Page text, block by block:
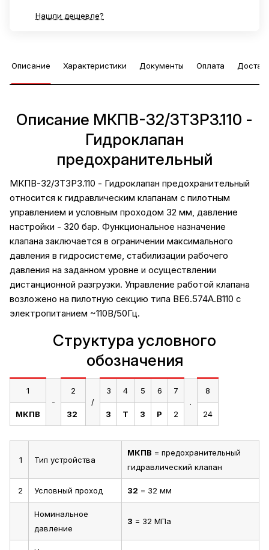
Нашли дешевле?
Описание Характеристики Документы Оплата
Описание МКПВ-32/3Т3Р3.110 -
Гидроклапан
предохранительный
МКПВ-32/3Т3Р3.110 - Гидроклапан предохранительный
относится к гидравлическим клапанам с пилотным
управлением и условным проходом 32 мм, давление
настройки - 320 бар. Функциональное назначение
клапана заключается в ограничении максимального
давления в гидросистеме, стабилизации рабочего
давления на заданном уровне и осуществлении
дистанционной разгрузки. Управление работой клапана
возложено на пилотную секцию типа ВЕ6.574А.В110 с
электропитанием ~110В/50Гц.
Структура условного
обозначения
1
-
2
/
3 4 5 6
7
.
8
МКПВ 32 3 Т 3 Р 2 24
1 Тип устройства
МКПВ = предохранительный
гидравлический клапан
2 Условный проход 32 = 32 мм
Номинальное
давление
3 = 32 МПа